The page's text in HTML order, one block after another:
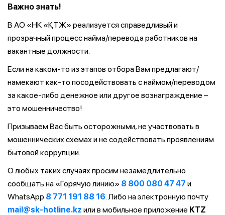
Важно знать!
В АО «НК «ҚТЖ» реализуется справедливый и
прозрачный процесс найма/перевода работников на
вакантные должности.
Если на каком-то из этапов отбора Вам предлагают/
намекают как-то посодействовать с наймом/переводом
за какое-либо денежное или другое вознаграждение –
это мошенничество!
Призываем Вас быть осторожными, не участвовать в
мошеннических схемах и не содействовать проявлениям
бытовой коррупции.
О любых таких случаях просим незамедлительно
сообщать на «Горячую линию» 8 800 080 47 47 и
WhatsApp 8 771 191 88 16. Либо на электронную почту
mail@sk-hotline.kz или в мобильное приложение KTZ